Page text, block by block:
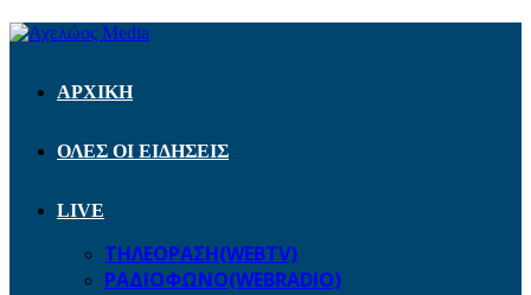
ΑΡΧΙΚΗ
ΟΛΕΣ ΟΙ ΕΙΔΗΣΕΙΣ
LIVE
ΤΗΛΕΟΡΑΣΗ(WEBTV)
ΡΑΔΙΟΦΩΝΟ(WEBRADIO)